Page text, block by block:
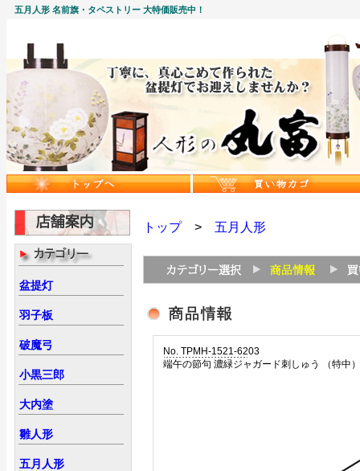
五月人形 名前旗・タペストリー 大特価販売中！
盆提灯
羽子板
破魔弓
小黒三郎
大内塗
雛人形
五月人形
トップ> 五月人形
No. TPMH-1521-6203
端午の節句 濃緑ジャガード刺しゅう （特中